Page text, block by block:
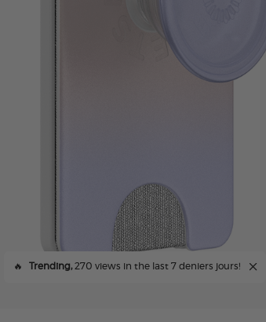
🔥 Trending,270 views in the last 7 deniers jours!